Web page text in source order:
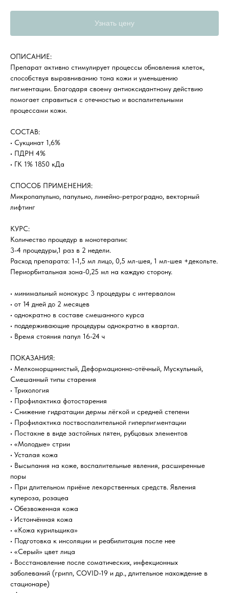
Узнать цену
ОПИСАНИЕ:
Препарат активно стимулирует процессы обновления клеток,
способствуя выравниванию тона кожи и уменьшению
пигментации. Благодаря своему антиоксидантному действию
помогает справиться с отечностью и воспалительными
процессами кожи.
СОСТАВ:
• Сукцинат 1,6%
• ПДРН 4%
• ГК 1% 1850 кДа
СПОСОБ ПРИМЕНЕНИЯ:
Микропапульно, папульно, линейно-ретроградно, векторный
лифтинг
КУРС:
Количество процедур в монотерапии:
3-4 процедуры,1 раз в 2 недели.
Расход препарата: 1-1,5 мл лицо, 0,5 мл-шея, 1 мл-шея +декольте.
Периорбитальная зона-0,25 мл на каждую сторону.
• минимальный монокурс 3 процедуры с интервалом
• от 14 дней до 2 месяцев
• однократно в составе смешанного курса
• поддерживающие процедуры однократно в квартал.
• Время стояния папул 16-24 ч
ПОКАЗАНИЯ:
• Мелкоморщинистый, Деформационно-отёчный, Мускульный,
Смешанный типы старения
• Трихология
• Профилактика фотостарения
• Снижение гидратации дермы лёгкой и средней степени
• Профилактика поствоспалительной гиперпигментации
• Постакне в виде застойных пятен, рубцовых элементов
• «Молодые» стрии
• Усталая кожа
• Высыпания на коже, воспалительные явления, расширенные
поры
• При длительном приёме лекарственных средств. Явления
купероза, розацеа
• Обезвоженная кожа
• Истончённая кожа
• «Кожа курильщика»
• Подготовка к инсоляции и реабилитация после нее
• «Серый» цвет лица
• Восстановление после соматических, инфекционных
заболеваний (грипп, СOVID-19 и др., длительное нахождение в
стационаре)